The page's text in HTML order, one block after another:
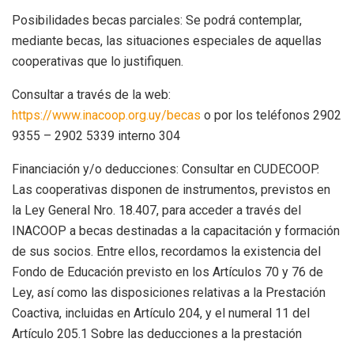
Posibilidades becas parciales: Se podrá contemplar,
mediante becas, las situaciones especiales de aquellas
cooperativas que lo justifiquen.
Consultar a través de la web:
https://www.inacoop.org.uy/becas o por los teléfonos 2902
9355 – 2902 5339 interno 304
Financiación y/o deducciones: Consultar en CUDECOOP.
Las cooperativas disponen de instrumentos, previstos en
la Ley General Nro. 18.407, para acceder a través del
INACOOP a becas destinadas a la capacitación y formación
de sus socios. Entre ellos, recordamos la existencia del
Fondo de Educación previsto en los Artículos 70 y 76 de
Ley, así como las disposiciones relativas a la Prestación
Coactiva, incluidas en Artículo 204, y el numeral 11 del
Artículo 205.1 Sobre las deducciones a la prestación